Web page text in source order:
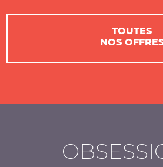
TOUTES
NOS